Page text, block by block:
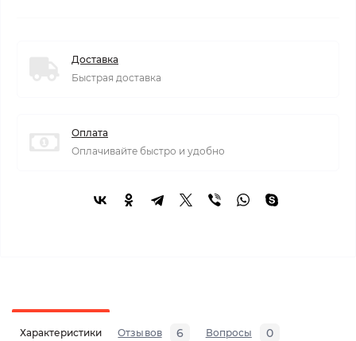
Доставка
Быстрая доставка
Оплата
Оплачивайте быстро и удобно
Характеристики Отзывов 6 Вопросы 0